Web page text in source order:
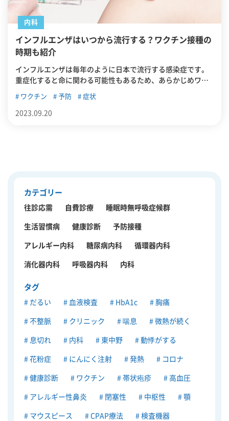
内科
インフルエンザはいつから流行する？ワクチン接種の
時期も紹介
インフルエンザは毎年のように日本で流行する感染症です。
重症化すると命に関わる可能性もあるため、あらかじめワク
は、インフルエンザがいつから流行するかを紹介したうえ
で、適切なワクチン接種の時期や効果のある期間、副反応に
ワクチン 予防 症状
2023.09.20
カテゴリー
往診応需 自費診療 睡眠時無呼吸症候群
生活習慣病 健康診断 予防接種
アレルギー内科 糖尿病内科 循環器内科
消化器内科 呼吸器内科 内科
タグ
だるい 血液検査 HbA1c 胸痛
不整脈 クリニック 喘息 微熱が続く
息切れ 内科 東中野 動悸がする
花粉症 にんにく注射 発熱 コロナ
健康診断 ワクチン 帯状疱疹 高血圧
アレルギー性鼻炎 閉塞性 中枢性 顎
マウスピース CPAP療法 検査機器